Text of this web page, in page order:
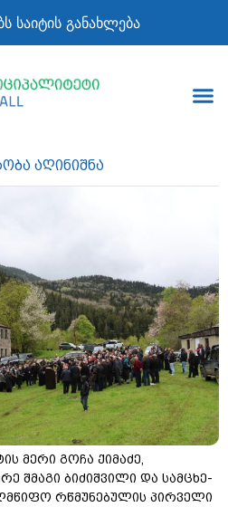
საიტის განახლება
აღინიშნა
მერი გოჩა ქიმაძე,
შმაგი ბიძიშვილი და სამცხე-
რწმუნებულის პირველი